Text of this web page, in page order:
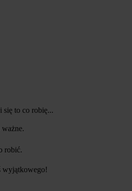
się to co robię...
robić.
wyjątkowego!